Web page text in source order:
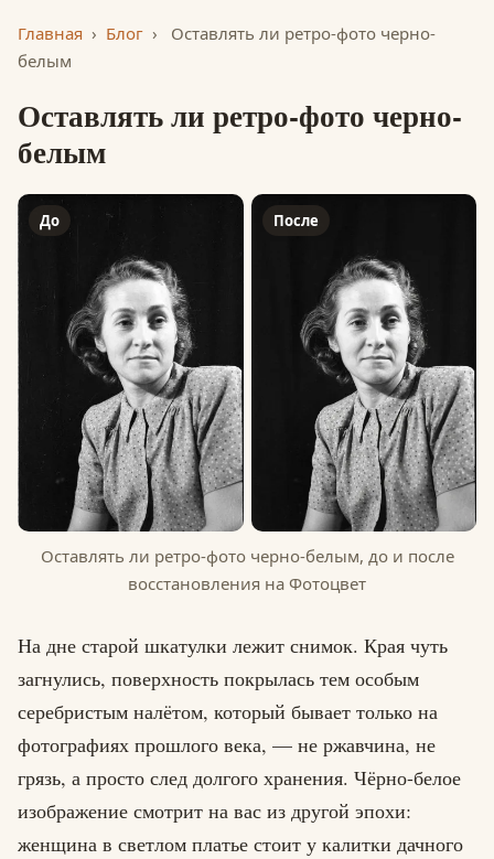
Главная › Блог ›
Оставлять ли ретро-фото черно-
белым
Оставлять ли ретро-фото черно-
белым
До После
Оставлять ли ретро-фото черно-белым, до и после
восстановления на Фотоцвет
На дне старой шкатулки лежит снимок. Края чуть
загнулись, поверхность покрылась тем особым
серебристым налётом, который бывает только на
фотографиях прошлого века, — не ржавчина, не
грязь, а просто след долгого хранения. Чёрно-белое
изображение смотрит на вас из другой эпохи:
женщина в светлом платье стоит у калитки дачного